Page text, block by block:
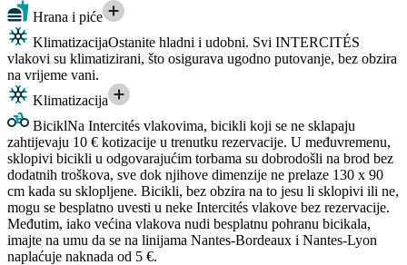
Hrana i piće
KlimatizacijaOstanite hladni i udobni. Svi INTERCITÉS
vlakovi su klimatizirani, što osigurava ugodno putovanje, bez obzira
na vrijeme vani.
Klimatizacija
BiciklNa Intercités vlakovima, bicikli koji se ne sklapaju
zahtijevaju 10 € kotizacije u trenutku rezervacije. U međuvremenu,
sklopivi bicikli u odgovarajućim torbama su dobrodošli na brod bez
dodatnih troškova, sve dok njihove dimenzije ne prelaze 130 x 90
cm kada su sklopljene. Bicikli, bez obzira na to jesu li sklopivi ili ne,
mogu se besplatno uvesti u neke Intercités vlakove bez rezervacije.
Međutim, iako većina vlakova nudi besplatnu pohranu bicikala,
imajte na umu da se na linijama Nantes-Bordeaux i Nantes-Lyon
naplaćuje naknada od 5 €.